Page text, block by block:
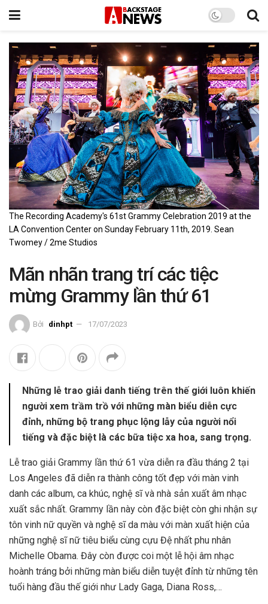
The Recording Academy's 61st Grammy Celebration 2019 at the
LA Convention Center on Sunday February 11th, 2019. Sean
Twomey / 2me Studios
Mãn nhãn trang trí các tiệc
mừng Grammy lần thứ 61
Bởi dinhpt 17/07/2023
Những lễ trao giải danh tiếng trên thế giới luôn khiến
người xem trầm trồ với những màn biểu diễn cực
đỉnh, những bộ trang phục lộng lẫy của người nổi
tiếng và đặc biệt là các bữa tiệc xa hoa, sang trọng.
Lễ trao giải Grammy lần thứ 61 vừa diễn ra đầu tháng 2 tại
Los Angeles đã diễn ra thành công tốt đẹp với màn vinh
danh các album, ca khúc, nghệ sĩ và nhà sản xuất âm nhạc
xuất sắc nhất. Grammy lần này còn đặc biệt còn ghi nhận sự
tôn vinh nữ quyền và nghệ sĩ da màu với màn xuất hiện của
những nghệ sĩ nữ tiêu biểu cùng cựu Đệ nhất phu nhân
Michelle Obama. Đây còn được coi một lễ hội âm nhạc
hoành tráng bởi những màn biểu diễn tuyệt đỉnh từ những tên
tuổi hàng đầu thế giới như Lady Gaga, Diana Ross,…